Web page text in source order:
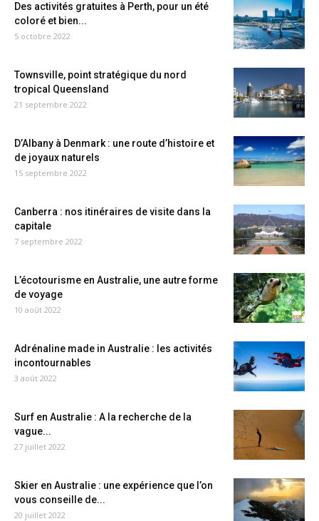
Des activités gratuites à Perth, pour un été
coloré et bien...
5 octobre 2022
Townsville, point stratégique du nord
tropical Queensland
21 septembre 2022
D’Albany à Denmark : une route d’histoire et
de joyaux naturels
15 septembre 2022
Canberra : nos itinéraires de visite dans la
capitale
7 septembre 2022
L’écotourisme en Australie, une autre forme
de voyage
10 août 2022
Adrénaline made in Australie : les activités
incontournables
3 août 2022
Surf en Australie : A la recherche de la
vague...
27 juillet 2022
Skier en Australie : une expérience que l’on
vous conseille de...
20 juillet 2022